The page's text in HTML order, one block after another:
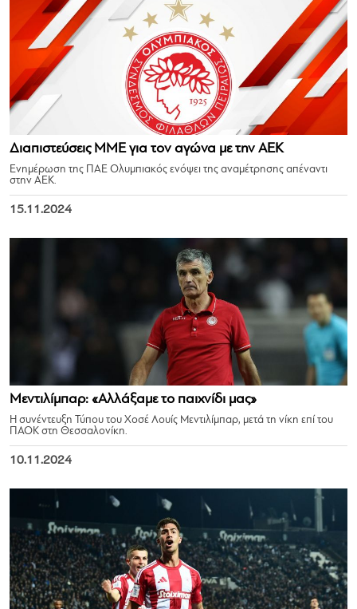
Διαπιστεύσεις ΜΜΕ για τον αγώνα με την ΑΕΚ
Ενημέρωση της ΠΑΕ Ολυμπιακός ενόψει της αναμέτρησης απέναντι
στην ΑΕΚ.
15.11.2024
Μεντιλίμπαρ: «Αλλάξαμε το παιχνίδι μας»
Η συνέντευξη Τύπου του Χοσέ Λουίς Μεντιλίμπαρ, μετά τη νίκη επί του
ΠΑΟΚ στη Θεσσαλονίκη.
10.11.2024